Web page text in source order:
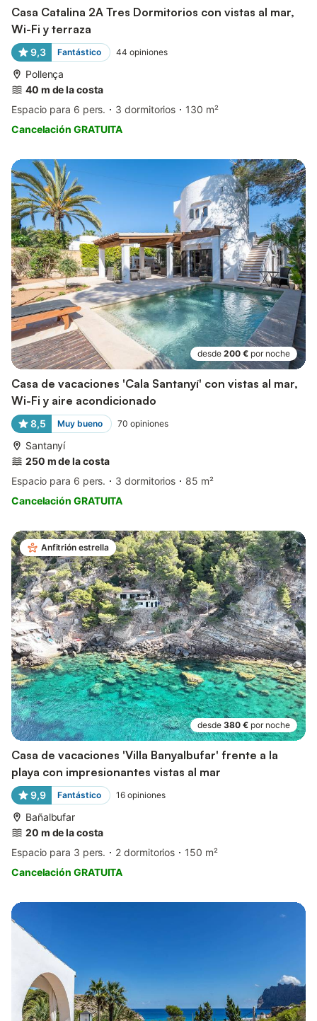
Casa Catalina 2A Tres Dormitorios con vistas al mar,
Wi-Fi y terraza
9,3 Fantástico 44 opiniones
Pollença
40 m de la costa
Espacio para 6 pers.
3 dormitorios
130 m²
Cancelación GRATUITA
desde 200 € por noche
Casa de vacaciones 'Cala Santanyí' con vistas al mar,
Wi-Fi y aire acondicionado
8,5 Muy bueno 70 opiniones
Santanyí
250 m de la costa
Espacio para 6 pers.
3 dormitorios
85 m²
Cancelación GRATUITA
Anfitrión estrella
desde 380 € por noche
Casa de vacaciones 'Villa Banyalbufar' frente a la
playa con impresionantes vistas al mar
9,9 Fantástico 16 opiniones
Bañalbufar
20 m de la costa
Espacio para 3 pers.
2 dormitorios
150 m²
Cancelación GRATUITA